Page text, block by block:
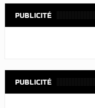
PUBLICITÉ
PUBLICITÉ